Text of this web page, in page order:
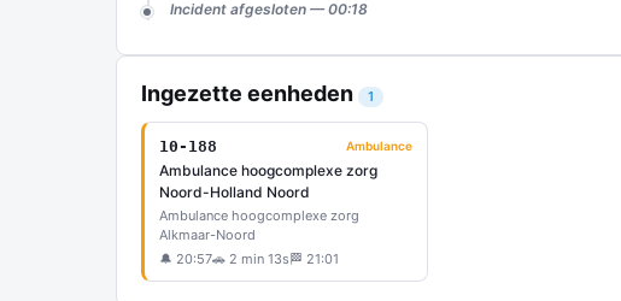
Incident afgesloten — 00:18
Ingezette eenheden 1
10-188 Ambulance
Ambulance hoogcomplexe zorg
Noord-Holland Noord
Ambulance hoogcomplexe zorg
Alkmaar-Noord
🔔 20:57🚗 2 min 13s 🏁 21:01